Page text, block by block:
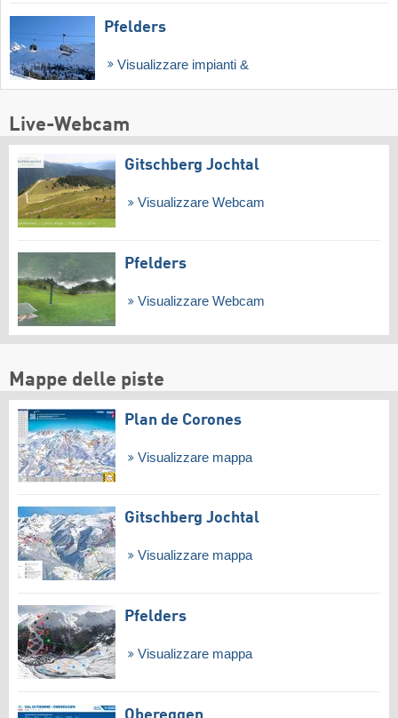
Pfelders
Visualizzare impianti &
Live-Webcam
Gitschberg Jochtal
Visualizzare Webcam
Pfelders
Visualizzare Webcam
Mappe delle piste
Plan de Corones
Visualizzare mappa
Gitschberg Jochtal
Visualizzare mappa
Pfelders
Visualizzare mappa